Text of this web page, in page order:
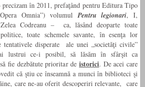
în 2011, prefaţând pentru Editura Tipo
Omnia”) volumulPentru legionari, I,
Codreanu –
ca, lăsând deoparte toate
toate schemele savante, în esenţa lor
tentativele disperate ale unei „societăţi civile”
lustrui ce-i posibil, să lăsăm în sfârşit ca
fie dezbătute prioritar de istorici. De acei care
că ştiu ce înseamnă a munci în biblioteci şi
care ne-au oferit descoperiri relevante, care